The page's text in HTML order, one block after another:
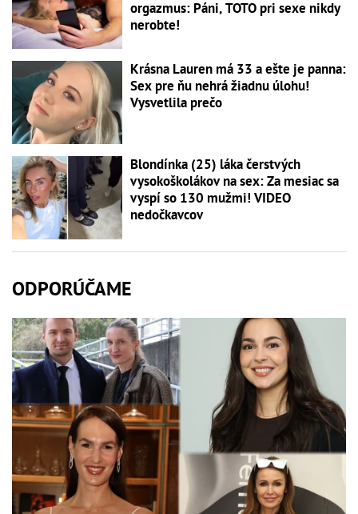
orgazmus: Páni, TOTO pri sexe nikdy
nerobte!
Krásna Lauren má 33 a ešte je panna:
Sex pre ňu nehrá žiadnu úlohu!
Vysvetlila prečo
Blondínka (25) láka čerstvých
vysokoškolákov na sex: Za mesiac sa
vyspí so 130 mužmi! VIDEO
nedočkavcov
ODPORÚČAME